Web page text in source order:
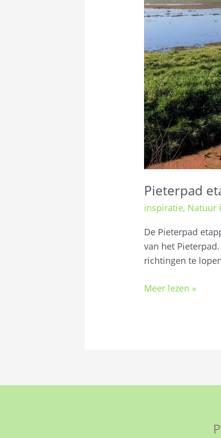
Pieterpad
inspiratie, Natuur
De Pieterpad
van het
richtingen te
Meer lezen »